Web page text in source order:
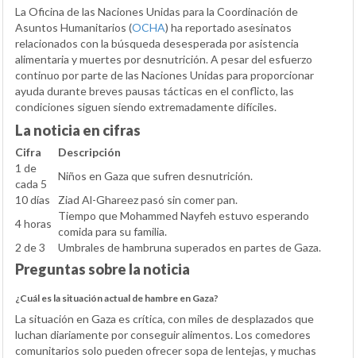
La Oficina de las Naciones Unidas para la Coordinación de
Asuntos Humanitarios (OCHA) ha reportado asesinatos
relacionados con la búsqueda desesperada por asistencia
alimentaria y muertes por desnutrición. A pesar del esfuerzo
continuo por parte de las Naciones Unidas para proporcionar
ayuda durante breves pausas tácticas en el conflicto, las
condiciones siguen siendo extremadamente difíciles.
La noticia en cifras
Cifra
Descripción
1 de
cada 5
Niños en Gaza que sufren desnutrición.
10 días
Ziad Al-Ghareez pasó sin comer pan.
4 horas
Tiempo que Mohammed Nayfeh estuvo esperando
comida para su familia.
2 de 3
Umbrales de hambruna superados en partes de Gaza.
Preguntas sobre la noticia
¿Cuál es la situación actual de hambre en Gaza?
La situación en Gaza es crítica, con miles de desplazados que
luchan diariamente por conseguir alimentos. Los comedores
comunitarios solo pueden ofrecer sopa de lentejas, y muchas